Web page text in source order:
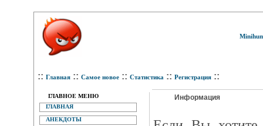
:: Главная :: Самое новое :: Статистика :: Регистрация ::
ГЛАВНОЕ МЕНЮ
ГЛАВНАЯ
АНЕКДОТЫ
Информация